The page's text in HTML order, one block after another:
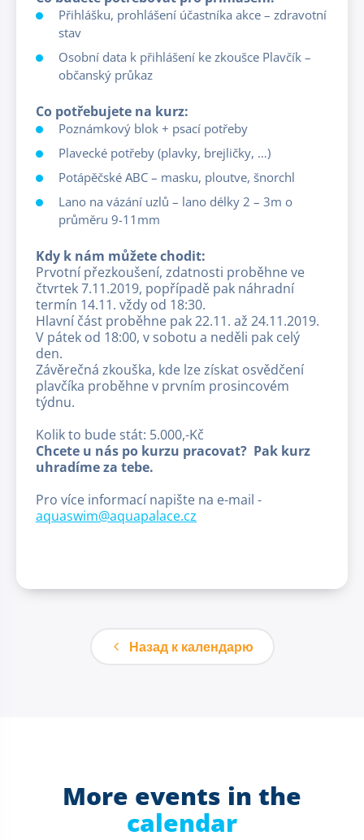
Přihlášku, prohlášení účastníka akce – zdravotní
stav
Osobní data k přihlášení ke zkoušce Plavčík –
občanský průkaz
Co potřebujete na kurz:
Poznámkový blok + psací potřeby
Plavecké potřeby (plavky, brejličky, …)
Potápěčské ABC – masku, ploutve, šnorchl
Lano na vázání uzlů – lano délky 2 – 3m o
průměru 9-11mm
Kdy k nám můžete chodit:
Prvotní přezkoušení, zdatnosti proběhne ve
čtvrtek 7.11.2019, popřípadě pak náhradní
termín 14.11. vždy od 18:30.
Hlavní část proběhne pak 22.11. až 24.11.2019.
V pátek od 18:00, v sobotu a neděli pak celý
den.
Závěrečná zkouška, kde lze získat osvědčení
plavčíka proběhne v prvním prosincovém
týdnu.
Kolik to bude stát: 5.000,-Kč
Chcete u nás po kurzu pracovat? Pak kurz
uhradíme za tebe.
Pro více informací napište na e-mail -
aquaswim@aquapalace.cz
Назад к календарю
More events in the
calendar